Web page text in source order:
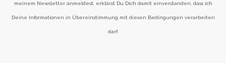
meinem Newsletter anmeldest, erklärst Du Dich damit einverstanden, dass ich
Deine Informationen in Übereinstimmung mit diesen Bedingungen verarbeiten
darf.